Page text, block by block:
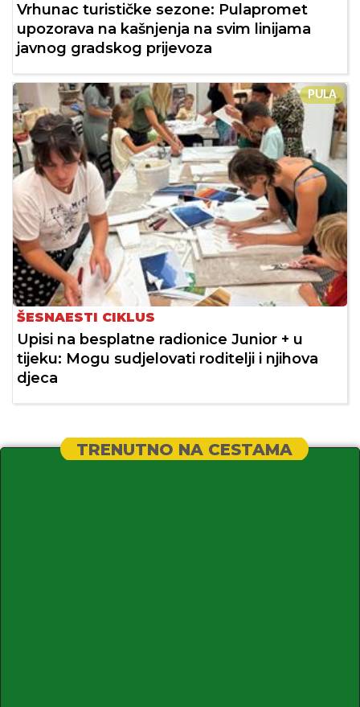
Vrhunac turističke sezone: Pulapromet
upozorava na kašnjenja na svim linijama
javnog gradskog prijevoza
PULA
ŠESNAESTI CIKLUS
Upisi na besplatne radionice Junior + u
tijeku: Mogu sudjelovati roditelji i njihova
djeca
TRENUTNO NA CESTAMA